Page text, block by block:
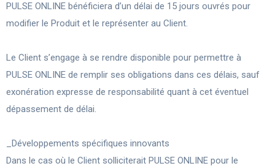
PULSE ONLINE bénéficiera d’un délai de 15 jours ouvrés pour
modifier le Produit et le représenter au Client.
Le Client s’engage à se rendre disponible pour permettre à
PULSE ONLINE de remplir ses obligations dans ces délais, sauf
exonération expresse de responsabilité quant à cet éventuel
dépassement de délai.
_Développements spécifiques innovants
Dans le cas où le Client solliciterait PULSE ONLINE pour le